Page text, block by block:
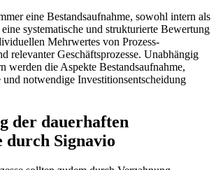
eine Bestandsaufnahme, sowohl intern als
systematische und strukturierte Bewertung
Mehrwertes von Prozess-
relevanter Geschäftsprozesse. Unabhängig
werden die Aspekte Bestandsaufnahme,
und notwendige Investitionsentscheidung
der dauerhaften
durch Signavio